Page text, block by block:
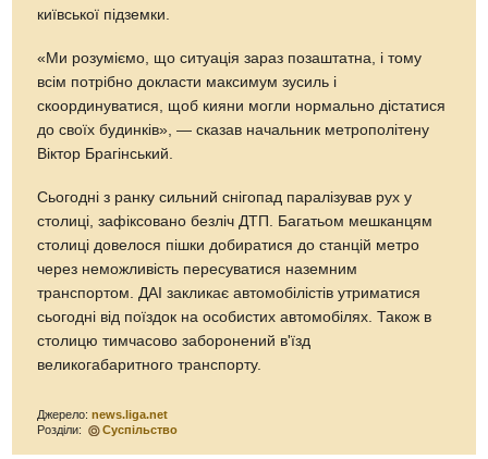
київської підземки.
«Ми розуміємо, що ситуація зараз позаштатна, і тому
всім потрібно докласти максимум зусиль і
скоординуватися, щоб кияни могли нормально дістатися
до своїх будинків», — сказав начальник метрополітену
Віктор Брагінський.
Сьогодні з ранку сильний снігопад паралізував рух у
столиці, зафіксовано безліч ДТП. Багатьом мешканцям
столиці довелося пішки добиратися до станцій метро
через неможливість пересуватися наземним
транспортом. ДАІ закликає автомобілістів утриматися
сьогодні від поїздок на особистих автомобілях. Також в
столицю тимчасово заборонений в'їзд
великогабаритного транспорту.
Джерело:news.liga.net
Розділи:
Суспільство